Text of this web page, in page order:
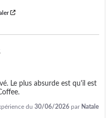
Le plus absurde est qu'il est
du 30/06/2026 par Natale